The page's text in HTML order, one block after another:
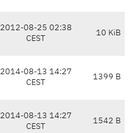
2012-08-25 02:38
CEST
10 KiB
2014-08-13 14:27
CEST
1399 B
2014-08-13 14:27
CEST
1542 B